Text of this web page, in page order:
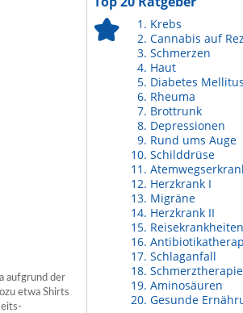
aufgrund der
etwa Shirts
Krebs
Cannabis auf
Schmerzen
Haut
Diabetes Mellitus
Rheuma
Brottrunk
Depressionen
Rund ums Auge
Schilddrüse
Herzkrank I
Migräne
Herzkrank II
Reisekrankheiten
Schlaganfall
Schmerztherapie
Aminosäuren
Gesunde